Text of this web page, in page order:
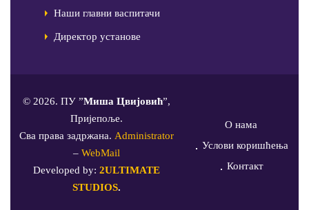
Наши главни васпитачи
Директор установе
© 2026. ПУ ”Миша Цвијовић”,
Пријепоље.
Сва права задржана. Administrator
–WebMail
Developed by: 2ULTIMATE
STUDIOS.
О нама
Услови коришћења
Контакт